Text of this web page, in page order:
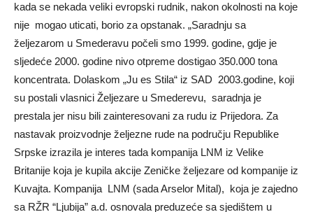
kada se nekada veliki evropski rudnik, nakon okolnosti na koje
nije mogao uticati, borio za opstanak. „Saradnju sa
želјezarom u Smederavu počeli smo 1999. godine, gdje je
slјedeće 2000. godine nivo otpreme dostigao 350.000 tona
koncentrata. Dolaskom „Ju es Stila“ iz SAD 2003.godine, koji
su postali vlasnici Želјezare u Smederevu, saradnja je
prestala jer nisu bili zainteresovani za rudu iz Prijedora. Za
nastavak proizvodnje želјezne rude na području Republike
Srpske izrazila je interes tada kompanija LNM iz Velike
Britanije koja je kupila akcije Zeničke želјezare od kompanije iz
Kuvajta. Kompanija LNM (sada Arselor Mital), koja je zajedno
sa RŽR “Ljubija” a.d. osnovala preduzeće sa sjedištem u